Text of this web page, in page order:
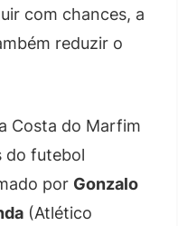
com chances, a
reduzir o
Costa do Marfim
do futebol
por Gonzalo
(Atlético